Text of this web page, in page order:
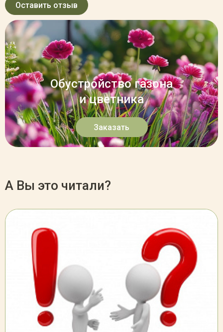
Оставить отзыв
Обустройство газона
и цветника
Заказать
А Вы это читали?